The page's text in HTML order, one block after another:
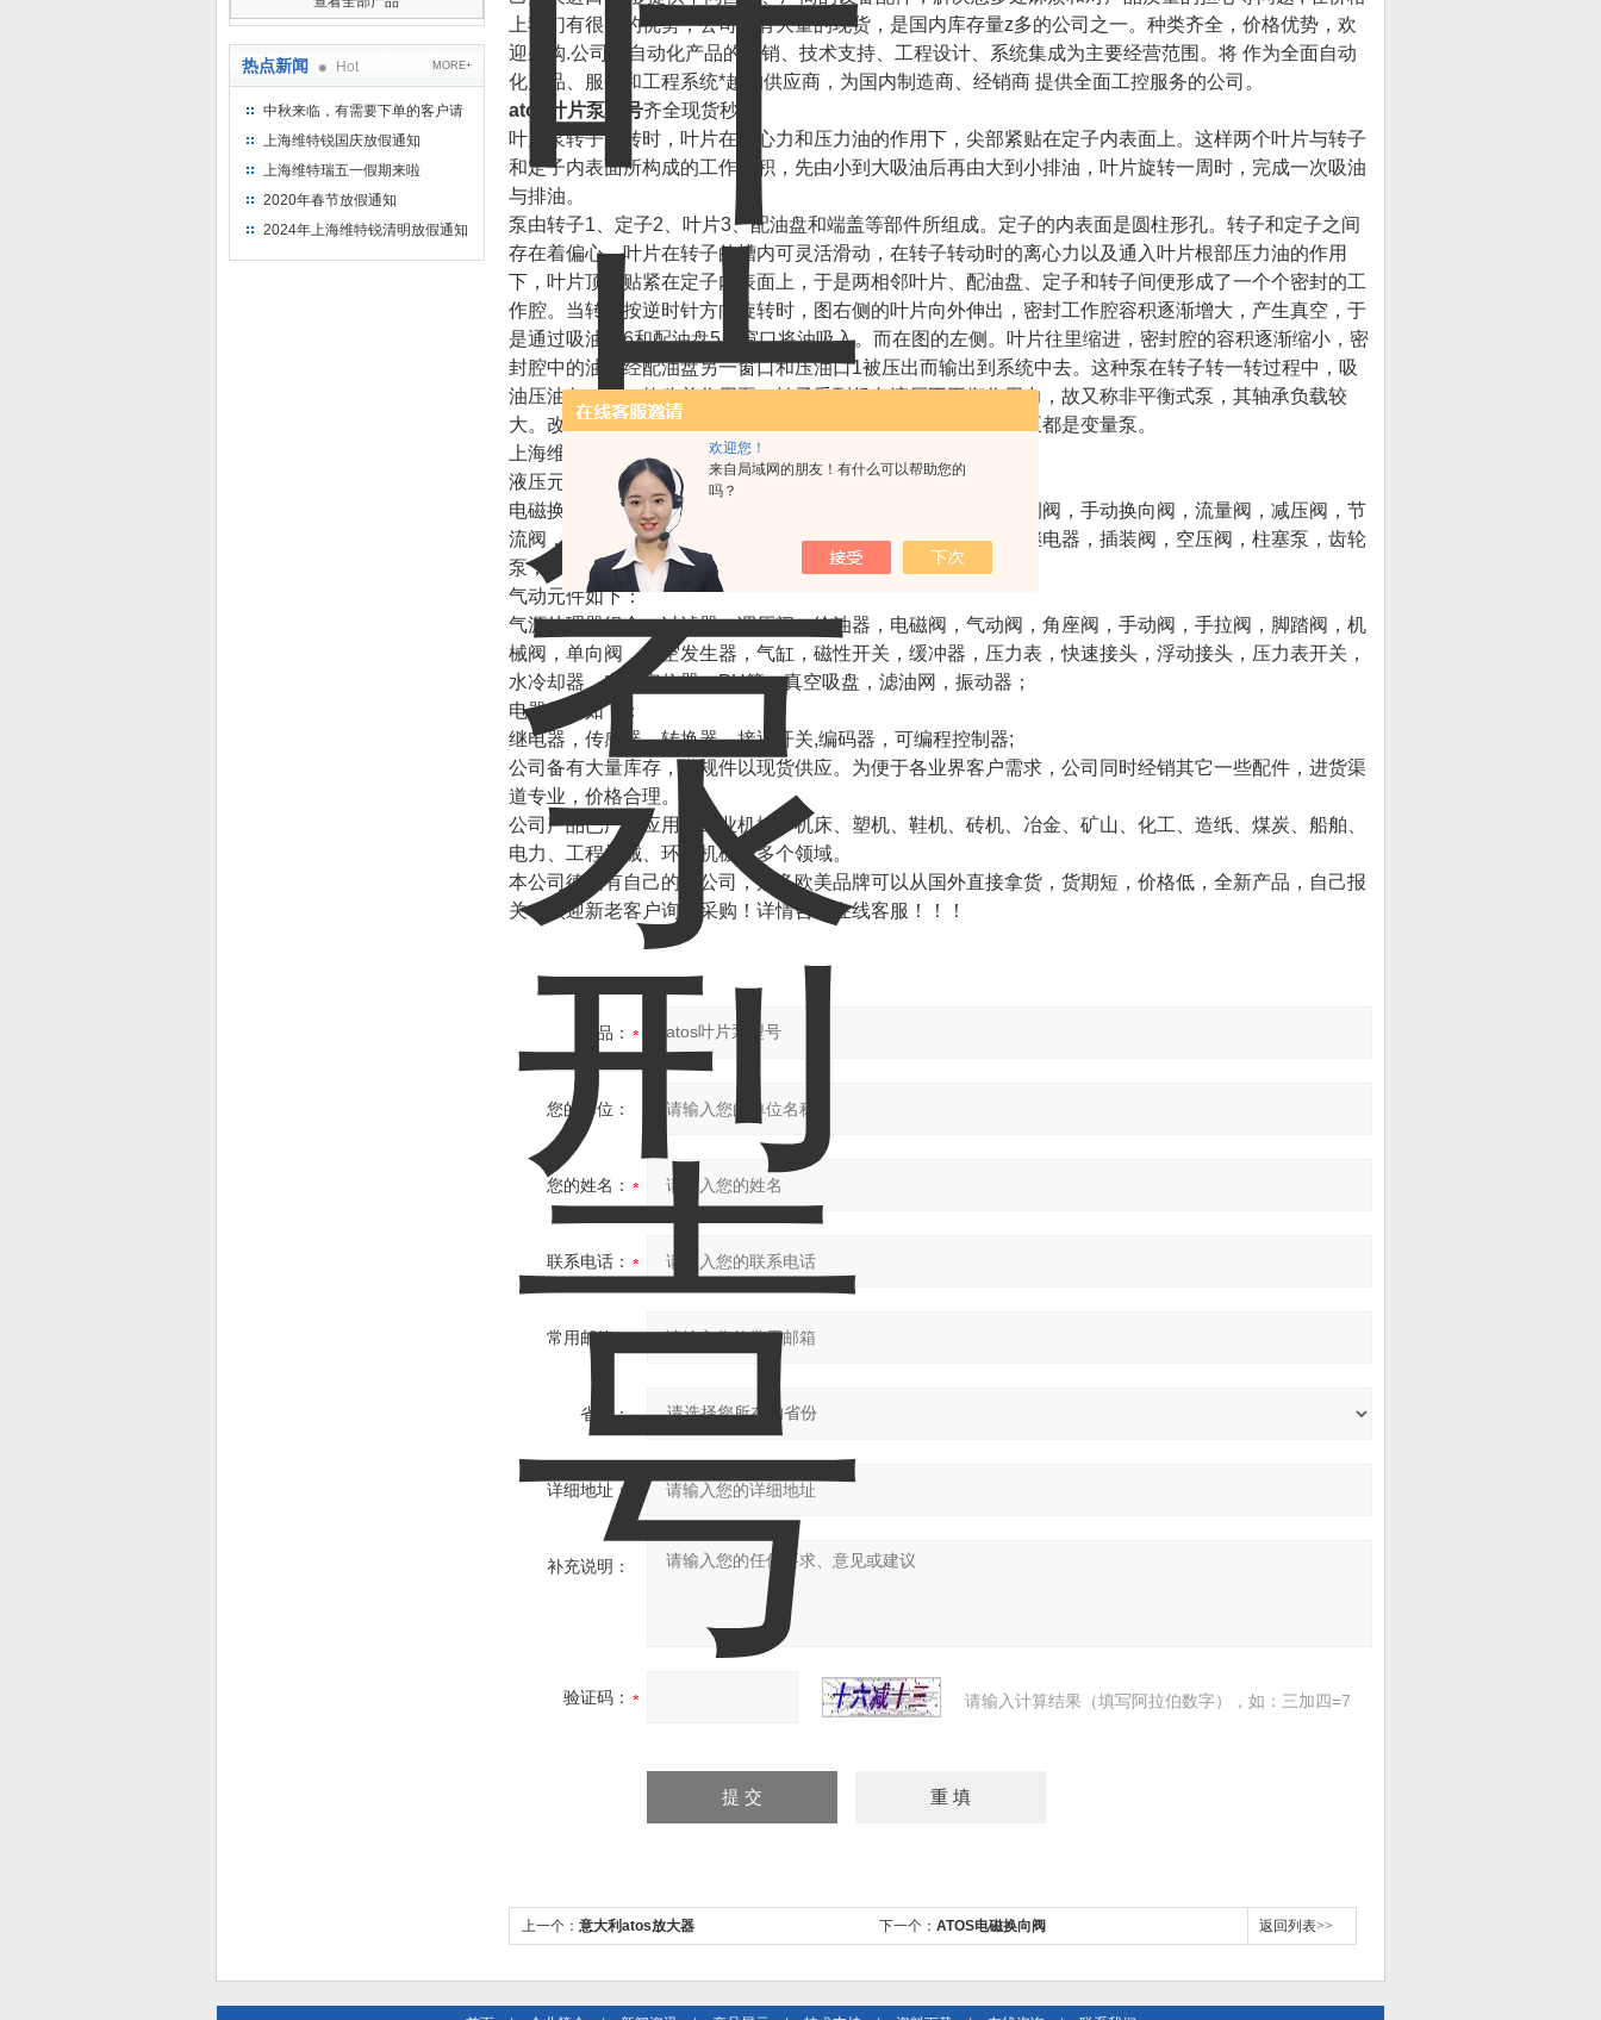
欢迎您！
来自局域网的朋友！有什么可以帮助您的
吗？
热点新闻 Hot MORE+
中秋来临，有需要下单的客户请
提前下单
上海维特锐国庆放假通知
上海维特瑞五一假期来啦
2020年春节放假通知
2024年上海维特锐清明放假通知
上我们有很大的优势，公司备有大量的现货，是国内库存量z多的公司之一。种类齐全，价格优势，欢
迎采购.公司以自动化产品的分销、技术支持、工程设计、系统集成为主要经营范围。将 作为全面自动
化产品、服务和工程系统*越的供应商，为国内制造商、经销商 提供全面工控服务的公司。
atos叶片泵型号齐全现货秒发
叶片泵转子旋转时，叶片在离心力和压力油的作用下，尖部紧贴在定子内表面上。这样两个叶片与转子
和定子内表面所构成的工作容积，先由小到大吸油后再由大到小排油，叶片旋转一周时，完成一次吸油
与排油。
泵由转子1、定子2、叶片3、配油盘和端盖等部件所组成。定子的内表面是圆柱形孔。转子和定子之间
存在着偏心。叶片在转子的槽内可灵活滑动，在转子转动时的离心力以及通入叶片根部压力油的作用
下，叶片顶部贴紧在定子内表面上，于是两相邻叶片、配油盘、定子和转子间便形成了一个个密封的工
作腔。当转子按逆时针方向旋转时，图右侧的叶片向外伸出，密封工作腔容积逐渐增大，产生真空，于
是通过吸油口6和配油盘5上窗口将油吸入。而在图的左侧。叶片往里缩进，密封腔的容积逐渐缩小，密
封腔中的油液经配油盘另一窗口和压油口1被压出而输出到系统中去。这种泵在转子转一转过程中，吸
油压油各一次，故称单作用泵。转子受到径向液压不平衡作用力，故又称非平衡式泵，其轴承负载较
大。改变定子和转子间的偏心量，便可改变泵的排量，故这种泵都是变量泵。
上海维特锐*发票随货经营范围：
液压元件如下：
电磁换向阀，方向阀，单向阀，叠加阀，溢流阀，抗衡阀，比例阀，手动换向阀，流量阀，减压阀， 节
流阀，压力控制阀，背压阀，充液阀，分流器，梭动阀，压力继电器，插装阀，空压阀，柱塞泵， 齿轮
泵，叶片泵，摆线液压马达，油冷却器，油压缸等；
气动元件如下：
气源处理器组合，过滤器，调压阀，给油器，电磁阀，气动阀，角座阀，手动阀，手拉阀，脚踏阀， 机
械阀，单向阀，真空发生器，气缸，磁性开关，缓冲器，压力表，快速接头，浮动接头， 压力表开关，
水冷却器，电气定位器，PU管，真空吸盘，滤油网，振动器；
电器元件如下：
继电器，传感器，转换器，接近开关,编码器，可编程控制器;
公司备有大量库存，常规件以现货供应。为便于各业界客户需求，公司同时经销其它一些配件，进货渠
道专业，价格合理。
公司产品已广泛应用于工业机械、机床、塑机、鞋机、砖机、冶金、矿山、化工、造纸、煤炭、船舶、
电力、工程机械、环保机械等多个领域。
本公司德国有自己的分公司，众多欧美品牌可以从国外直接拿货， 货期短，价格低，全新产品，自己报
关，欢迎新老客户询价采购！ 详情咨询在线客服！！！
产品：
您的单位：
您的姓名：
联系电话：
常用邮箱：
省份：
详细地址：
补充说明：
验证码： 请输入计算结果（填写阿拉伯数字），如：三加四=7
上一个： 意大利atos放大器 下一个： ATOS电磁换向阀 返回列表>>